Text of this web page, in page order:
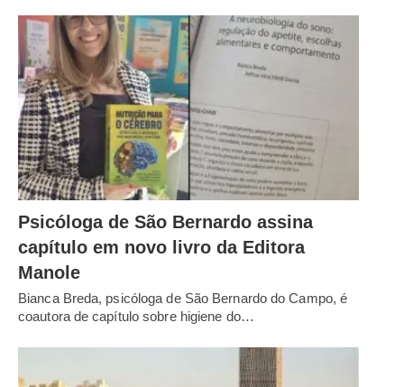
Psicóloga de São Bernardo assina
capítulo em novo livro da Editora
Manole
Bianca Breda, psicóloga de São Bernardo do Campo, é
coautora de capítulo sobre higiene do…